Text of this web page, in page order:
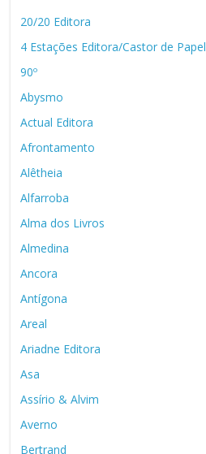
20/20 Editora
4 Estações Editora/Castor de Papel
90º
Abysmo
Actual Editora
Afrontamento
Alêtheia
Alfarroba
Alma dos Livros
Almedina
Ancora
Antígona
Areal
Ariadne Editora
Asa
Assírio & Alvim
Averno
Bertrand